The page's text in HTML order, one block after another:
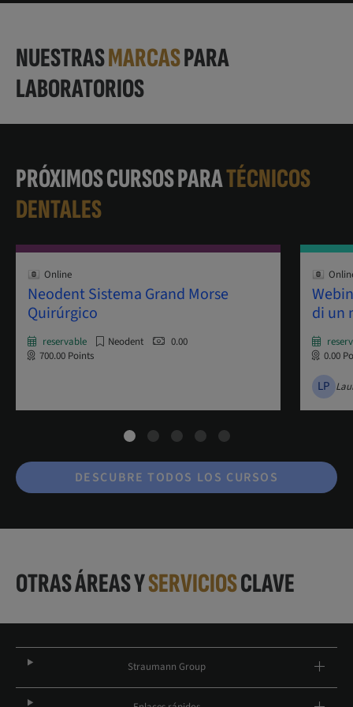
NUESTRASMARCASPARA
LABORATORIOS
PRÓXIMOS CURSOS PARATÉCNICOS
DENTALES
Online
Neodent Sistema Grand Morse
Quirúrgico
reservable Neodent
0.00
700.00 Points
di un
0.00
LP
DESCUBRE TODOS LOS CURSOS
OTRAS ÁREAS YSERVICIOSCLAVE
Straumann Group